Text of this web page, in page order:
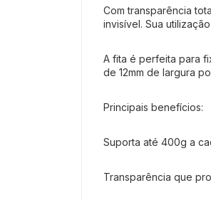
Com transparência
invisível. Sua
A fita é perfeita para
de 12mm de largura
Principais benefícios:
Suporta até 400g a
Transparência que